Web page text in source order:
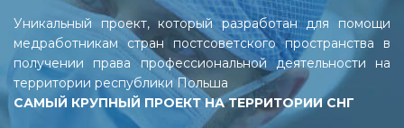
Уникальный проект, который разработан для помощи
медработникам стран постсоветского пространства в
получении права профессиональной деятельности на
территории республики Польша
САМЫЙ КРУПНЫЙ ПРОЕКТ НА ТЕРРИТОРИИ СНГ